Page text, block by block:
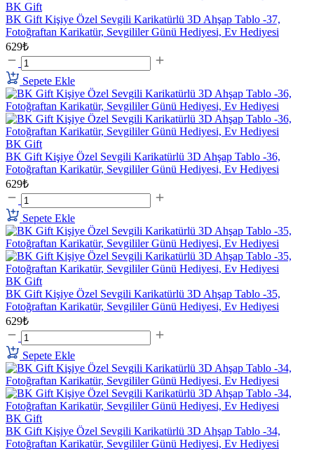
BK Gift
BK Gift Kişiye Özel Sevgili Karikatürlü 3D Ahşap Tablo -37,
Fotoğraftan Karikatür, Sevgililer Günü Hediyesi, Ev Hediyesi
629₺
Sepete Ekle
BK Gift
BK Gift Kişiye Özel Sevgili Karikatürlü 3D Ahşap Tablo -36,
Fotoğraftan Karikatür, Sevgililer Günü Hediyesi, Ev Hediyesi
629₺
Sepete Ekle
BK Gift
BK Gift Kişiye Özel Sevgili Karikatürlü 3D Ahşap Tablo -35,
Fotoğraftan Karikatür, Sevgililer Günü Hediyesi, Ev Hediyesi
629₺
Sepete Ekle
BK Gift
BK Gift Kişiye Özel Sevgili Karikatürlü 3D Ahşap Tablo -34,
Fotoğraftan Karikatür, Sevgililer Günü Hediyesi, Ev Hediyesi